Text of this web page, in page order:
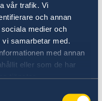
vår trafik. Vi
och annan
medier och
samarbetar med.
med annan
eller som de har
tjänster.
ska en
polisrapport
passet